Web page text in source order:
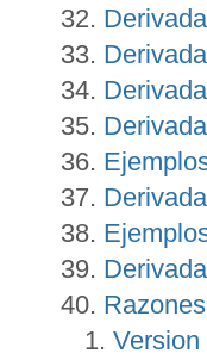
Version